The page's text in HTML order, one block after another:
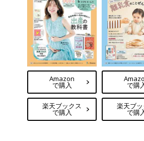
Amazon
で購入
楽天ブックス
で購入
で購
楽天ブ
で購